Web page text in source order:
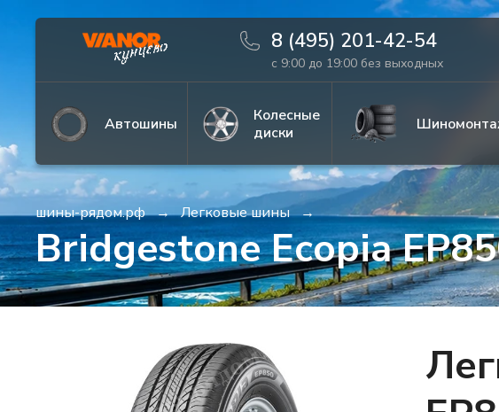
8 (495) 201-42-54
с 9:00 до 19:00 без выходных
Автошины
Колесные
диски
шины-рядом.рф Легковые шины
Bridgestone Ecopia
Информация Фото товара